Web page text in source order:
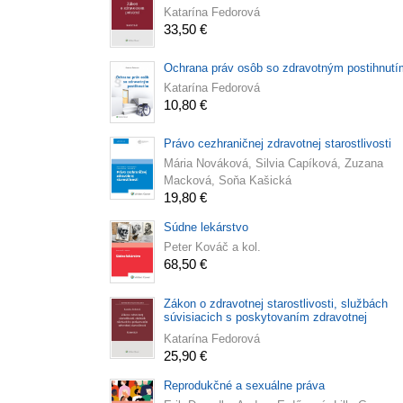
Katarína Fedorová
33,50 €
Ochrana práv osôb so zdravotným
Katarína Fedorová
10,80 €
Právo cezhraničnej zdravotnej starostlivosti
Mária Nováková, Silvia Capíková, Zuzana
Macková, Soňa Kašická
19,80 €
Súdne lekárstvo
Peter Kováč a kol.
68,50 €
Zákon o zdravotnej starostlivosti, službách
súvisiacich s poskytovaním zdravotnej
Katarína Fedorová
25,90 €
Reprodukčné a sexuálne práva